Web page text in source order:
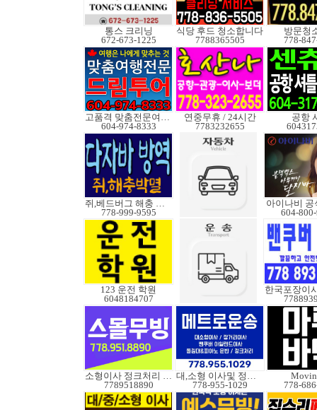
통스 크리닝
672-673-1225
식당 후드 청소합니다
7788365505
방문청
778-
고품격 맞춤전문여행사
604-974-8333
연중무휴 / 24시간
7783232655
공항
쥐,베드버그 해충 박멸
778-999-9595
아이나비 공
604-
123 운전 학원
6048184707
소형이사 정크처리 무빙
7789518890
대,소형 이사및 정크처
778-955-1029
778-